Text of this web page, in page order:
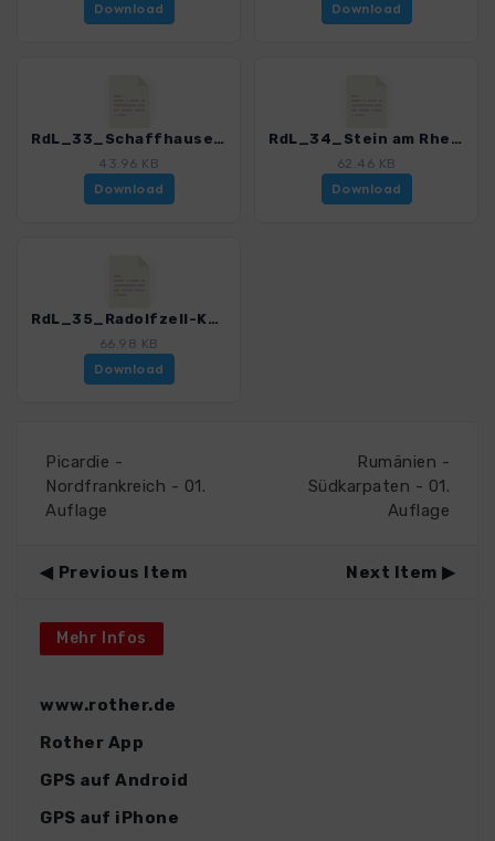
Download
Download
RdL_33_Schaffhausen-Stein am Rhein_4515_1.gpx
43.96 KB
Download
RdL_34_Stein am Rhein-Radolfzell_4515_1.gpx
62.46 KB
Download
RdL_35_Radolfzell-Konstanz_4515_1.gpx
66.98 KB
Download
Picardie -
Nordfrankreich - 01.
Auflage
Rumänien -
Südkarpaten - 01.
Auflage
Previous Item Next Item
Mehr Infos
www.rother.de
Rother App
GPS auf Android
GPS auf iPhone